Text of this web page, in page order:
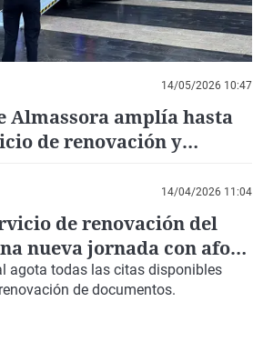
14/05/2026 10:47
Almassora amplía hasta
de renovación y
14/04/2026 11:04
de renovación del
nueva jornada con aforo
agota todas las citas disponibles
de documentos.